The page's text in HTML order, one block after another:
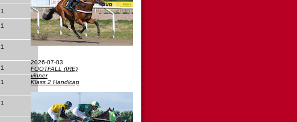
2026-07-03
FOOTFALL (IRE)
vinner
Klass 2 Handicap
1
1
1
1
1
1